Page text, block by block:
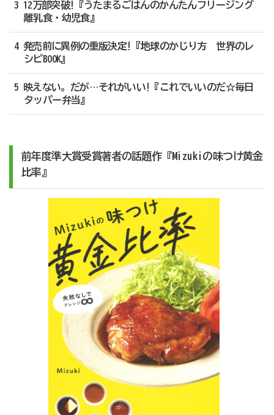
3 12万部突破!『うたまるごはんのかんたんフリージング
離乳食・幼児食』
4 発売前に異例の重版決定!『地球のかじり方 世界のレ
シピBOOK』
5 映えない。だが…それがいい!『これでいいのだ☆毎日
タッパー弁当』
前年度準大賞受賞著者の話題作『Mizukiの味つけ黄金
比率』